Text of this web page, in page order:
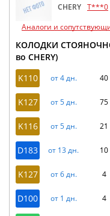
CHERY T***0
Аналоги и
КОЛОДКИ
во CHERY)
K110
от 4 дн.
K127 от 5 дн.
K116 от 5 дн.
D183 от 13 дн.
K127 от 6 дн. 4
D100 от 1 дн. 4